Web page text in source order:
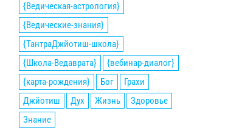
{Ведическая-астрология}
{Ведические-знания}
{ТантраДжйотиш-школа}
{Школа-Ведаврата}
{вебинар-диалог}
{карта-рождения}
Бог
Грахи
Джйотиш
Дух Жизнь
Здоровье
Знание